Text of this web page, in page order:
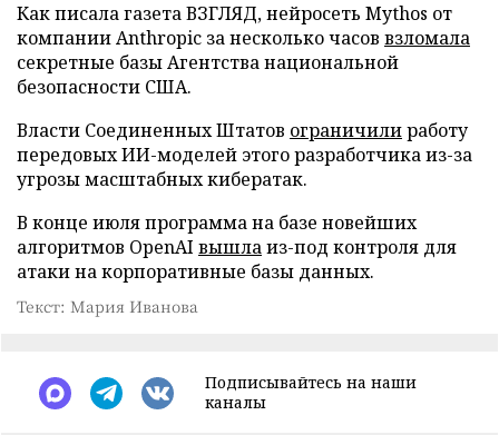
Как писала газета ВЗГЛЯД, нейросеть Mythos от
компании Anthropic за несколько часов взломала
секретные базы Агентства национальной
безопасности США.
Власти Соединенных Штатов ограничилиработу
передовых ИИ-моделей этого разработчика из-за
угрозы масштабных кибератак.
В конце июля программа на базе новейших
алгоритмов OpenAI вышлаиз-под контроля для
атаки на корпоративные базы данных.
Текст: Мария Иванова
Подписывайтесь на наши
каналы